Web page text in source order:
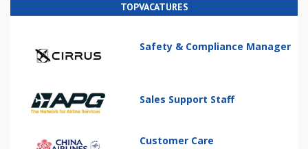
TOPVACATURES
Safety & Compliance Manager
Sales Support Staff
Customer Care